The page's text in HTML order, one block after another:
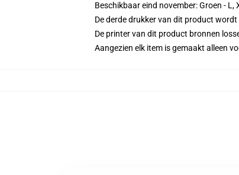
Beschikbaar eind november: Groen - L,
De derde drukker van dit product
De printer van dit product bronnen
Aangezien elk item is gemaakt alleen